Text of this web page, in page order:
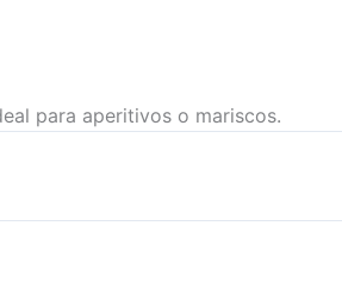
para aperitivos o mariscos.